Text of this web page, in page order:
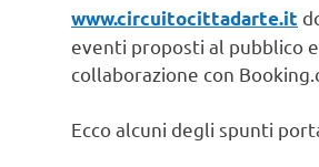
www.circuitocittadarte.it
eventi proposti al pubblico
collaborazione con
Ecco alcuni degli spunti